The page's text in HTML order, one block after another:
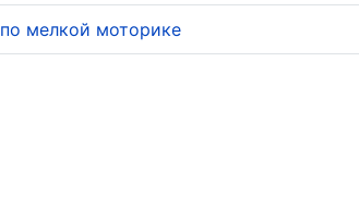
мелкой моторике